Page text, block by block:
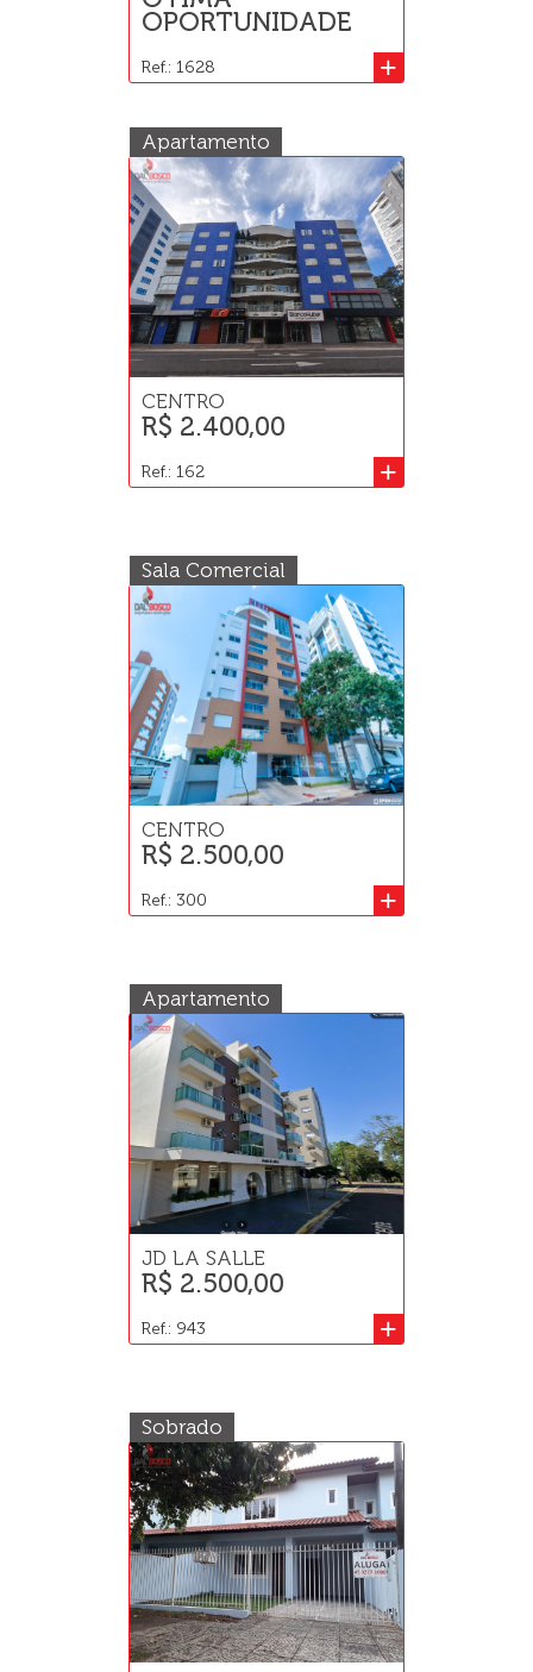
OPORTUNIDADE
+
Ref.: 1628
Apartamento
CENTRO
R$ 2.400,00
+
Ref.: 162
Sala Comercial
CENTRO
R$ 2.500,00
+
Ref.: 300
Apartamento
JD LA SALLE
R$ 2.500,00
+
Ref.: 943
Sobrado